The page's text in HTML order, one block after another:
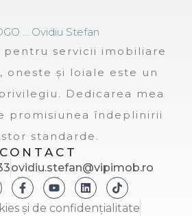
servicii imobiliare
oneste și loiale este un
Dedicarea mea
promisiunea îndeplinirii
standarde.
CONTACT
ovidiu.stefan@vipimob.ro
și de confidențialitate